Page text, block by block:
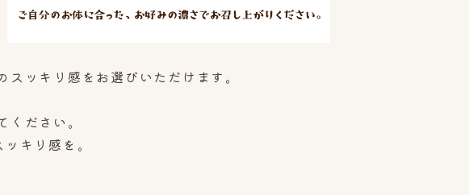
ッキリ感をお選びいただけます。
ださい。
ッキリ感 を。